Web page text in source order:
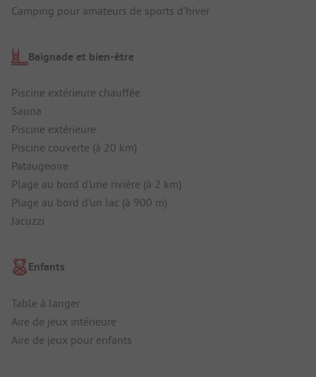
Camping pour amateurs de sports d'hiver
Baignade et bien-être
Piscine extérieure chauffée
Sauna
Piscine extérieure
Piscine couverte (à 20 km)
Pataugeoire
Plage au bord d'une rivière (à 2 km)
Plage au bord d'un lac (à 900 m)
Jacuzzi
Enfants
Table à langer
Aire de jeux intérieure
Aire de jeux pour enfants